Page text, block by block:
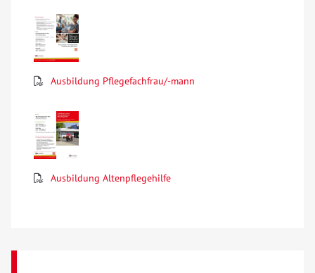
Veranstaltungen
Spenden
Mitmachen
Karriere
Ausbildung Pflegefachfrau/-mann
Ausbildung Altenpflegehilfe